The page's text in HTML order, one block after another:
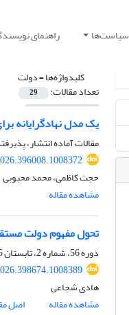
سیاست‌ها راهنمای
کلیدواژه‌ها =دولت
تعداد مقالات: 29
یک مدل نهادگرایانه
مقالات آماده انتشار،
حجت کاظمی، محمد محبوبی
مشاهده مقاله
تحول مفهوم دولت
دوره 56، شماره 2، تابستان 1405، صفحه
هادی شجاعی
مشاهده مقاله
اصل